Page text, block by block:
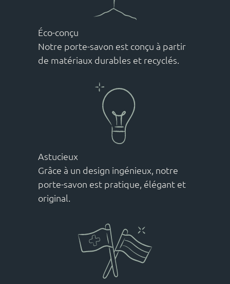
Éco-conçu
Notre porte-savon est conçu à partir
de matériaux durables et recyclés.
Astucieux
Grâce à un design ingénieux, notre
porte-savon est pratique, élégant et
original.